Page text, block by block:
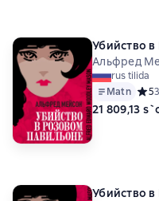
Убийство
Альфред
rus tilida
Matn
53
21 809,13
Убийство